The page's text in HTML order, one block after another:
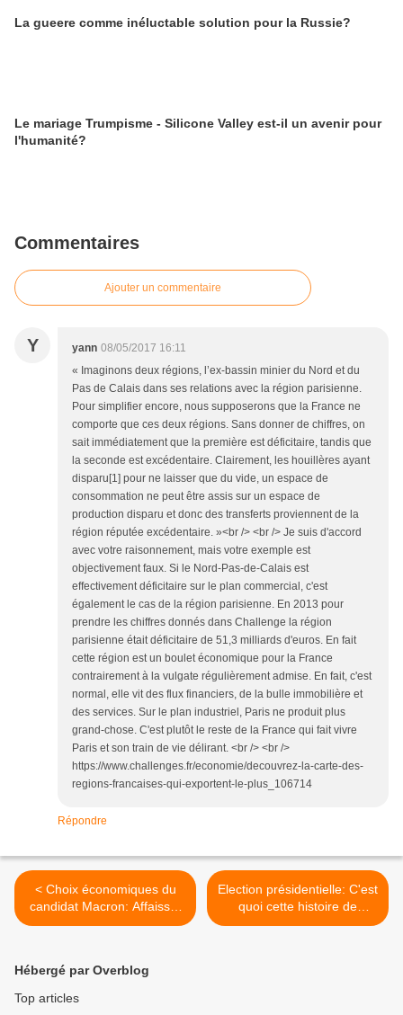
La gueere comme inéluctable solution pour la Russie?
Le mariage Trumpisme - Silicone Valley est-il un avenir pour
l'humanité?
Commentaires
Ajouter un commentaire
Y yann 08/05/2017 16:11
« Imaginons deux régions, l’ex-bassin minier du Nord et du
Pas de Calais dans ses relations avec la région parisienne.
Pour simplifier encore, nous supposerons que la France ne
comporte que ces deux régions. Sans donner de chiffres, on
sait immédiatement que la première est déficitaire, tandis que
la seconde est excédentaire. Clairement, les houillères ayant
disparu[1] pour ne laisser que du vide, un espace de
consommation ne peut être assis sur un espace de
production disparu et donc des transferts proviennent de la
région réputée excédentaire. »<br /> <br /> Je suis d'accord
avec votre raisonnement, mais votre exemple est
objectivement faux. Si le Nord-Pas-de-Calais est
effectivement déficitaire sur le plan commercial, c'est
également le cas de la région parisienne. En 2013 pour
prendre les chiffres donnés dans Challenge la région
parisienne était déficitaire de 51,3 milliards d'euros. En fait
cette région est un boulet économique pour la France
contrairement à la vulgate régulièrement admise. En fait, c'est
normal, elle vit des flux financiers, de la bulle immobilière et
des services. Sur le plan industriel, Paris ne produit plus
grand-chose. C'est plutôt le reste de la France qui fait vivre
Paris et son train de vie délirant. <br /> <br />
https://www.challenges.fr/economie/decouvrez-la-carte-des-
regions-francaises-qui-exportent-le-plus_106714
Répondre
< Choix économiques du
candidat Macron: Affaisser
la France pour sauver
Election présidentielle: C'est
quoi cette histoire de
souveraineté monétaire? >
Hébergé par Overblog
Top articles